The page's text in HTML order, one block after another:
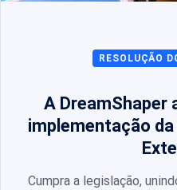
RESOLUÇÃO
A DreamShaper
implementação
Cumpra a legislação,